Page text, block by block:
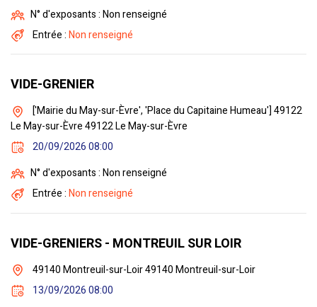
N° d'exposants : Non renseigné
Entrée :Non renseigné
VIDE-GRENIER
['Mairie du May-sur-Èvre', 'Place du Capitaine Humeau'] 49122
Le May-sur-Èvre 49122 Le May-sur-Èvre
20/09/2026 08:00
N° d'exposants : Non renseigné
Entrée :Non renseigné
VIDE-GRENIERS - MONTREUIL SUR LOIR
49140 Montreuil-sur-Loir 49140 Montreuil-sur-Loir
13/09/2026 08:00